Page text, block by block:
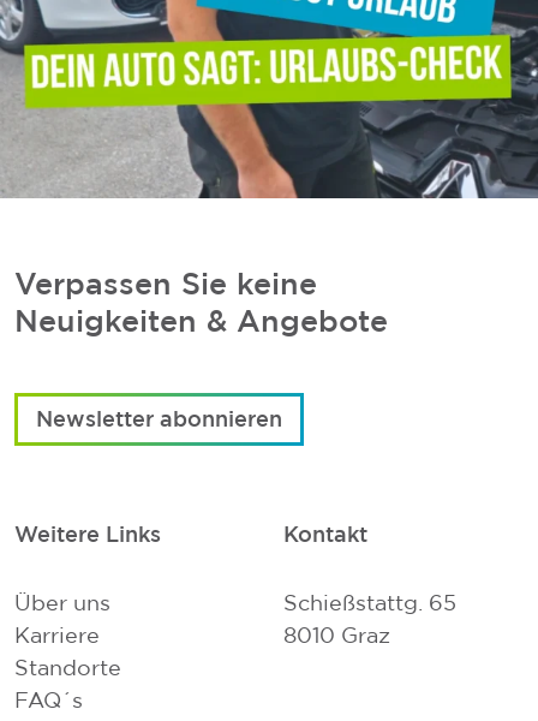
Verpassen Sie keine
Neuigkeiten & Angebote
Newsletter abonnieren
Weitere Links
Über uns
Karriere
Standorte
FAQ´s
Kontakt
Schießstattg. 65
8010 Graz